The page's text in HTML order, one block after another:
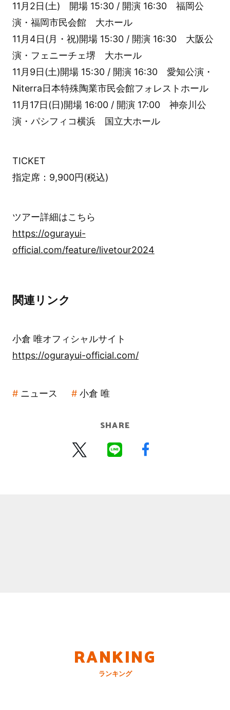
11月2日(土) 開場 15:30 / 開演 16:30 福岡公
演・福岡市民会館 大ホール
11月4日(月・祝)開場 15:30 / 開演 16:30 大阪公
演・フェニーチェ堺 大ホール
11月9日(土)開場 15:30 / 開演 16:30 愛知公演・
Niterra日本特殊陶業市民会館フォレストホール
11月17日(日)開場 16:00 / 開演 17:00 神奈川公
演・パシフィコ横浜 国立大ホール
TICKET
指定席：9,900円(税込)
ツアー詳細はこちら
https://ogurayui-
official.com/feature/livetour2024
関連リンク
小倉 唯オフィシャルサイト
https://ogurayui-official.com/
ニュース 小倉 唯
SHARE
RANKING
ランキング